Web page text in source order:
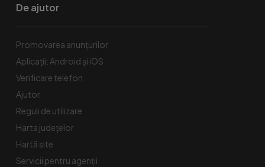
De ajutor
Promovarea anunțurilor
Aplicații: Android și iOS
Verificare telefon
Ajutor
Reguli de utilizare
Harta județelor
Hartă site
Servicii pentru agenții